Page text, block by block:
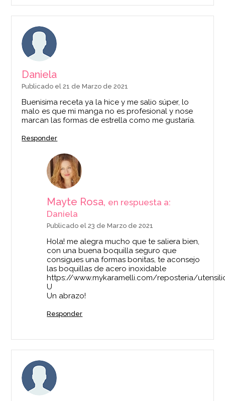
Daniela
Publicado el 21 de Marzo de 2021
Buenisima receta ya la hice y me salio súper, lo
malo es que mi manga no es profesional y nose
marcan las formas de estrella como me gustaría.
Responder
Mayte Rosa, en respuesta a:
Daniela
Publicado el 23 de Marzo de 2021
Hola! me alegra mucho que te saliera bien,
con una buena boquilla seguro que
consigues una formas bonitas, te aconsejo
las boquillas de acero inoxidable
https://www.mykaramelli.com/reposteria/
U
Un abrazo!
Responder